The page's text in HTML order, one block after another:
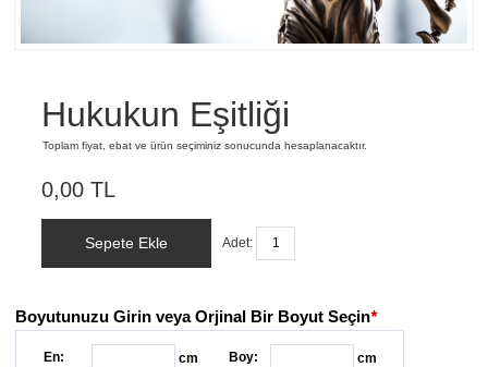
Hukukun Eşitliği
Toplam fiyat, ebat ve ürün seçiminiz sonucunda hesaplanacaktır.
0,00 TL
Sepete Ekle Adet:
Boyutunuzu Girin veya Orjinal Bir Boyut Seçin*
En:
cm
Boy:
cm